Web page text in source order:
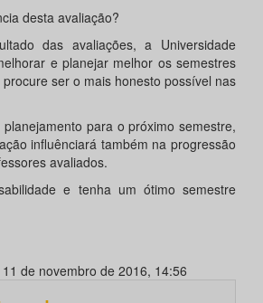
desta avaliação?
das avaliações, a Universidade
e planejar melhor os semestres
ser o mais honesto possível nas
para o próximo semestre,
influênciará também na progressão
avaliados.
e tenha um ótimo semestre
de novembro de 2016, 14:56